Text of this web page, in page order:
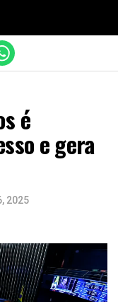
é
e gera
2025